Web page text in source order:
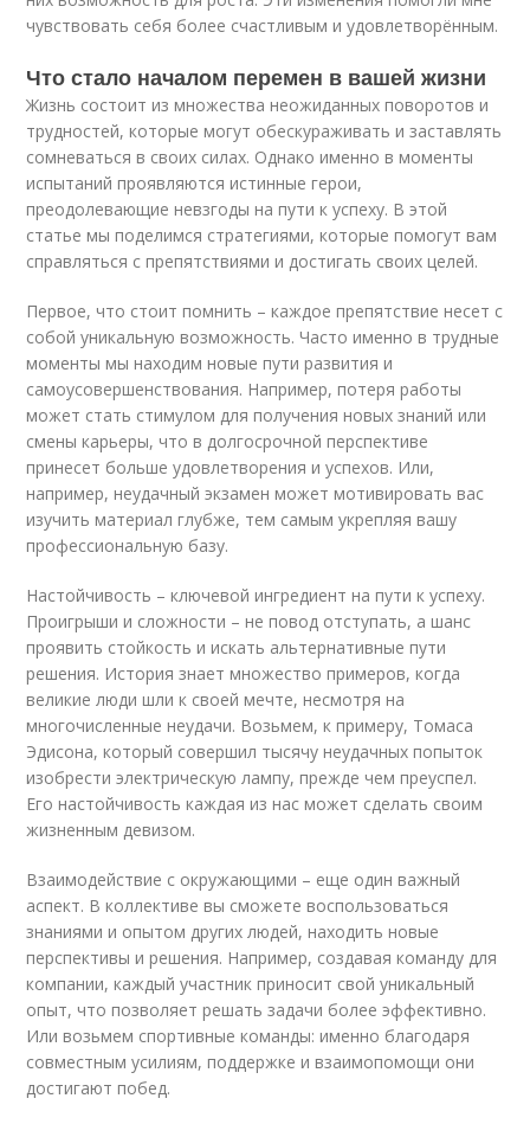
чувствовать себя более счастливым и удовлетворённым.
Что стало началом перемен в вашей жизни
Жизнь состоит из множества неожиданных поворотов и
трудностей, которые могут обескураживать и заставлять
сомневаться в своих силах. Однако именно в моменты
испытаний проявляются истинные герои,
преодолевающие невзгоды на пути к успеху. В этой
статье мы поделимся стратегиями, которые помогут вам
справляться с препятствиями и достигать своих целей.
Первое, что стоит помнить – каждое препятствие несет с
собой уникальную возможность. Часто именно в трудные
моменты мы находим новые пути развития и
самоусовершенствования. Например, потеря работы
может стать стимулом для получения новых знаний или
смены карьеры, что в долгосрочной перспективе
принесет больше удовлетворения и успехов. Или,
например, неудачный экзамен может мотивировать вас
изучить материал глубже, тем самым укрепляя вашу
профессиональную базу.
Настойчивость – ключевой ингредиент на пути к успеху.
Проигрыши и сложности – не повод отступать, а шанс
проявить стойкость и искать альтернативные пути
решения. История знает множество примеров, когда
великие люди шли к своей мечте, несмотря на
многочисленные неудачи. Возьмем, к примеру, Томаса
Эдисона, который совершил тысячу неудачных попыток
изобрести электрическую лампу, прежде чем преуспел.
Его настойчивость каждая из нас может сделать своим
жизненным девизом.
Взаимодействие с окружающими – еще один важный
аспект. В коллективе вы сможете воспользоваться
знаниями и опытом других людей, находить новые
перспективы и решения. Например, создавая команду для
компании, каждый участник приносит свой уникальный
опыт, что позволяет решать задачи более эффективно.
Или возьмем спортивные команды: именно благодаря
совместным усилиям, поддержке и взаимопомощи они
достигают побед.